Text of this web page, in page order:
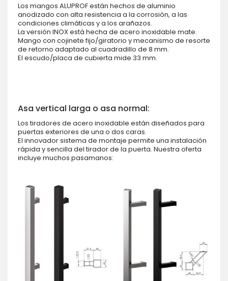
Los mangos ALUPROF están hechos de aluminio
anodizado con alta resistencia a la corrosión, a las
condiciones climáticas y a los arañazos.
La versión INOX está hecha de acero inoxidable mate.
Mango con cojinete fijo/giratorio y mecanismo de resorte
de retorno adaptado al cuadradillo de 8 mm.
El escudo/placa de cubierta mide 33 mm.
Asa vertical larga o asa normal:
Los tiradores de acero inoxidable están diseñados para
puertas exteriores de una o dos caras.
El innovador sistema de montaje permite una instalación
rápida y sencilla del tirador de la puerta. Nuestra oferta
incluye muchos pasamanos: